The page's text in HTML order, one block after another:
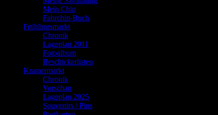
Mein Chip
Fahrchip-Buch
Frühlingsmarkt
Chronik
Lageplan 2011
Fotoalbum
Beschickerlisten
Kramermarkt
Chronik
Vorschau
Lageplan 2025
Souvenirs / Pins